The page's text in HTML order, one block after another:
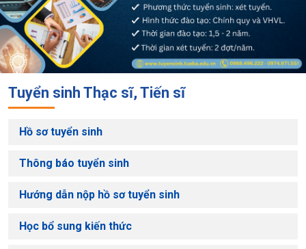
Tuyển sinh Thạc sĩ, Tiến sĩ
Hồ sơ tuyển sinh
Thông báo tuyển sinh
Hướng dẫn nộp hồ sơ tuyển sinh
Học bổ sung kiến thức